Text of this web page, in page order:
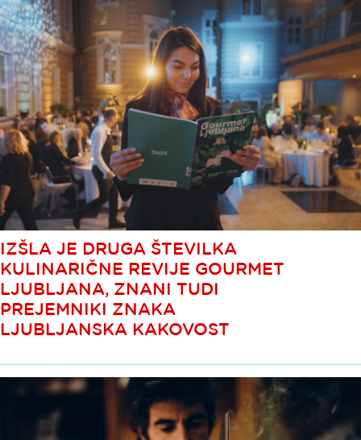
IZŠLA JE DRUGA ŠTEVILKA
KULINARIČNE REVIJE GOURMET
LJUBLJANA, ZNANI TUDI
PREJEMNIKI ZNAKA
LJUBLJANSKA KAKOVOST